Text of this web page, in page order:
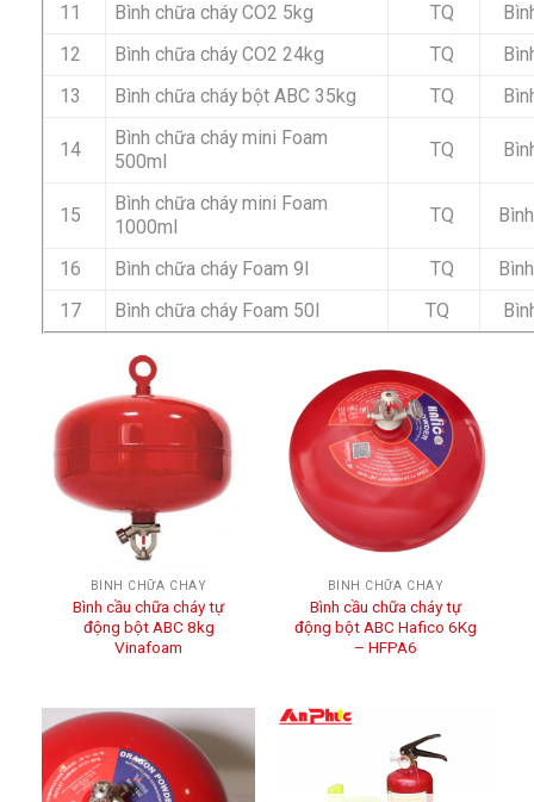
11
Bình chữa cháy CO2 5kg TQ
12
Bình chữa cháy CO2 24kg TQ
13
Bình chữa cháy bột ABC 35kg TQ
14
Bình chữa cháy mini Foam
500ml
TQ
15
Bình chữa cháy mini Foam
1000ml
TQ Bình
16 Bình chữa cháy Foam 9l TQ
Bình
17
Bình chữa cháy Foam 50l TQ
BÌNH CHỮA CHÁY
Bình cầu chữa cháy tự
động bột ABC 8kg
Vinafoam
BÌNH CHỮA CHÁY
Bình cầu chữa cháy tự
động bột ABC Hafico 6Kg
– HFPA6